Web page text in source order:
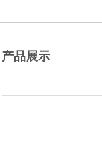
产品展示